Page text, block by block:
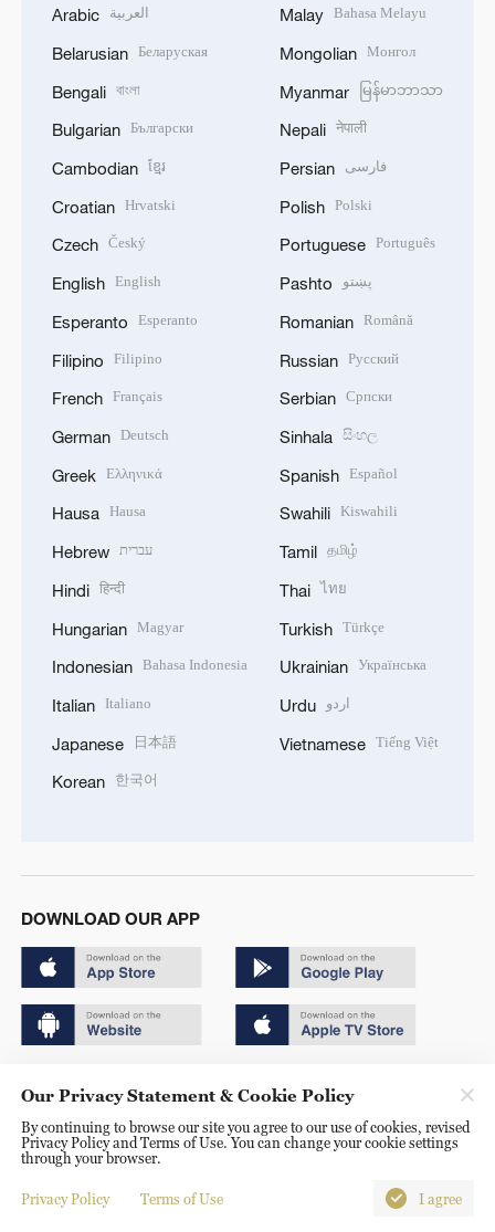
Arabic العربية
Belarusian Беларуская
Bengali বাংলা
Bulgarian Български
Cambodian ខ្មែរ
Croatian Hrvatski
Czech Český
English English
Esperanto Esperanto
Filipino Filipino
French Français
German Deutsch
Greek Ελληνικά
Hausa Hausa
Hebrew עברית
Hindi हिन्दी
Hungarian Magyar
Indonesian Bahasa Indonesia
Italian Italiano
Japanese 日本語
Korean 한국어
Malay Bahasa Melayu
Mongolian Монгол
Myanmar မြန်မာဘာသာ
Nepali नेपाली
Persian فارسی
Polish Polski
Portuguese Português
Pashto پښتو
Romanian Română
Russian Русский
Serbian Српски
Sinhala සිංහල
Spanish Español
Swahili Kiswahili
Tamil தமிழ்
Thai ไทย
Turkish Türkçe
Ukrainian Українська
Urdu اردو
Vietnamese Tiếng Việt
DOWNLOAD OUR APP
京ICP备20000184号
京公网安备 11010502050052号
Disinformation report hotline: 010-85061466
Our Privacy Statement & Cookie Policy
By continuing to browse our site you agree to our use of cookies, revised
Privacy Policy and Terms of Use. You can change your cookie settings
through your browser.
Privacy Policy Terms of Use I agree